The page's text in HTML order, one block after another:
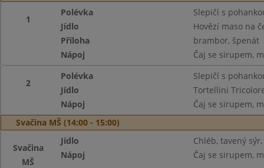
1
Polévka
Slepičí s
Jídlo
Hovězí maso na
Příloha
brambor, špenát
Nápoj
Čaj se sirupem,
2
Polévka
Slepičí s
Jídlo
Tortellini
Nápoj
Čaj se sirupem,
Svačina MŠ (14:00 - 15:00)
Svačina
MŠ
Jídlo
Chléb, tavený
Nápoj
Čaj se sirupem,